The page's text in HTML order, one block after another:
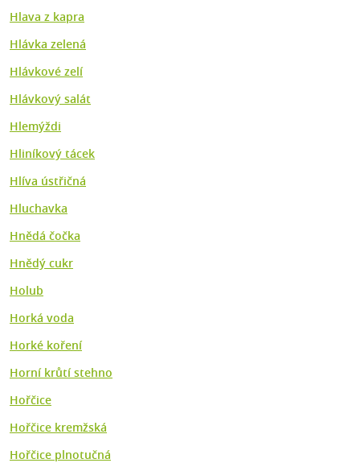
Hlava z kapra
Hlávka zelená
Hlávkové zelí
Hlávkový salát
Hlemýždi
Hliníkový tácek
Hlíva ústřičná
Hluchavka
Hnědá čočka
Hnědý cukr
Holub
Horká voda
Horké koření
Horní krůtí stehno
Hořčice
Hořčice kremžská
Hořčice plnotučná